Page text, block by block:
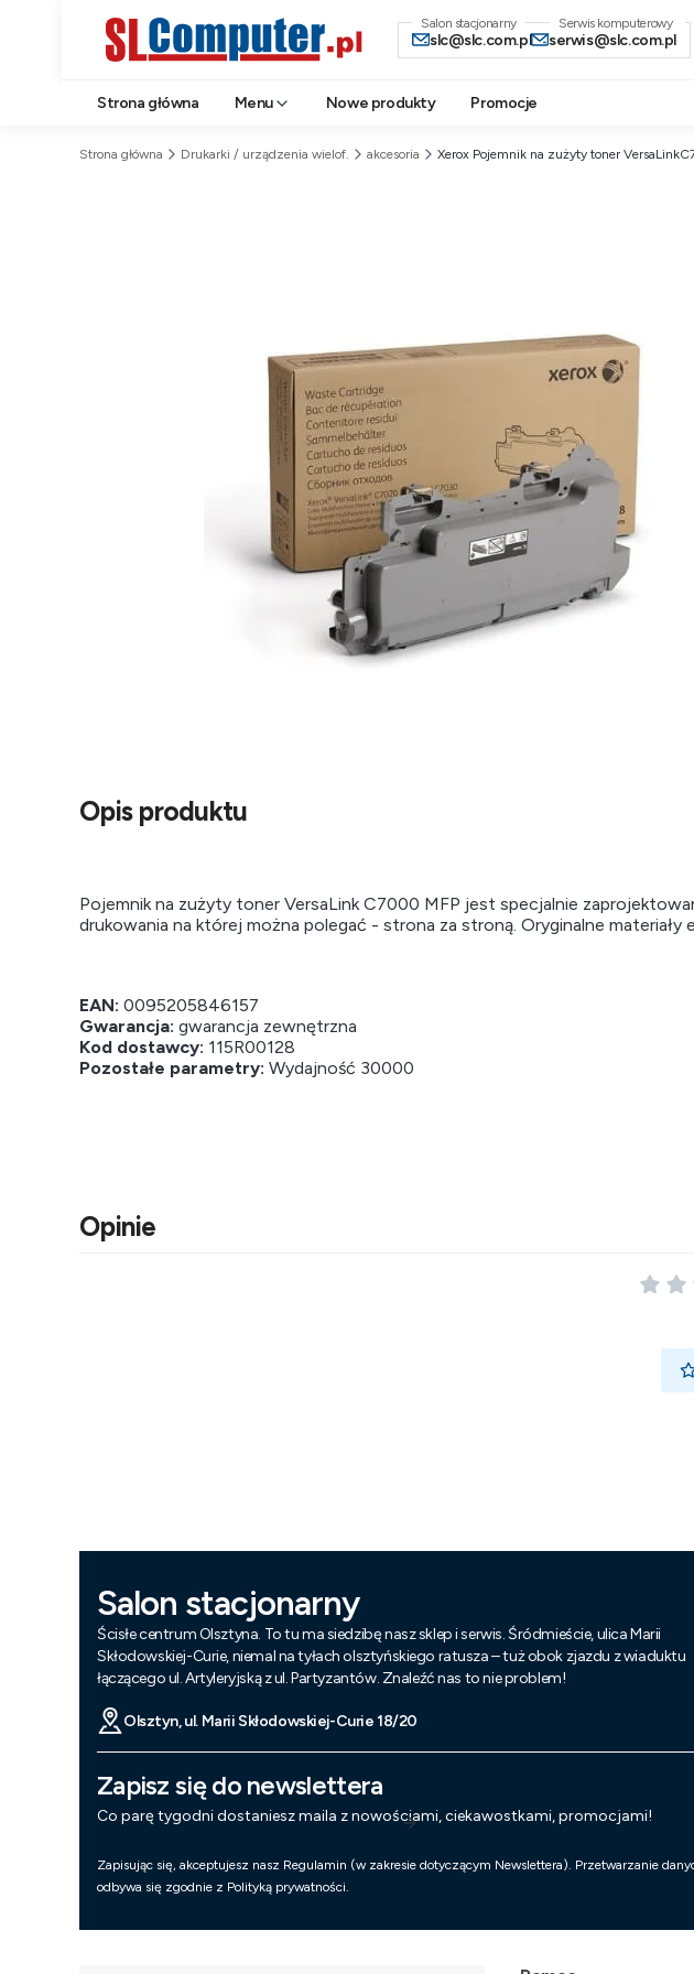
Salon stacjonarny
slc@slc.com.pl serwis@slc.com.pl
Strona główna Menu Nowe produkty Promocje
Strona główna Drukarki / urządzenia wielof. akcesoria Xerox Pojemnik na zużyty toner
Opis produktu
Pojemnik na zużyty toner VersaLink C7000 MFP jest specjalnie
drukowania na której można polegać - strona za stroną. Oryginalne
EAN: 0095205846157
Gwarancja: gwarancja zewnętrzna
Kod dostawcy: 115R00128
Pozostałe parametry: Wydajność 30000
Opinie
Salon stacjonarny
Ścisłe centrum Olsztyna. To tu ma siedzibę nasz sklep i serwis. Śródmieście, ulica Marii
Skłodowskiej-Curie, niemal na tyłach olsztyńskiego ratusza – tuż obok zjazdu z wiaduktu
łączącego ul. Artyleryjską z ul. Partyzantów. Znaleźć nas to nie problem!
Olsztyn, ul. Marii Skłodowskiej-Curie 18/20
Zapisz się do newslettera
Co parę tygodni dostaniesz maila z nowościami, ciekawostkami, promocjami!
Zapisując się, akceptujesz nasz Regulamin (w zakresie dotyczącym Newslettera). Przetwarzanie
odbywa się zgodnie z Polityką prywatności.